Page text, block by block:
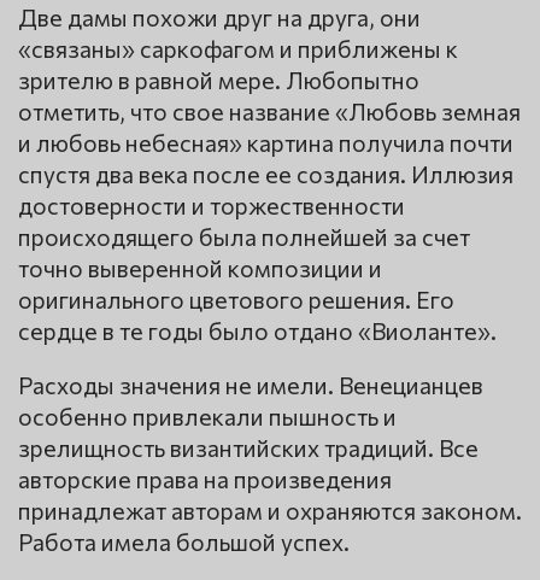
Две дамы похожи друг на друга, они
«связаны» саркофагом и приближены к
зрителю в равной мере. Любопытно
отметить, что свое название «Любовь земная
и любовь небесная» картина получила почти
спустя два века после ее создания. Иллюзия
достоверности и торжественности
происходящего была полнейшей за счет
точно выверенной композиции и
оригинального цветового решения. Его
сердце в те годы было отдано «Виоланте».
Расходы значения не имели. Венецианцев
особенно привлекали пышность и
зрелищность византийских традиций. Все
авторские права на произведения
принадлежат авторам и охраняются законом.
Работа имела большой успех.